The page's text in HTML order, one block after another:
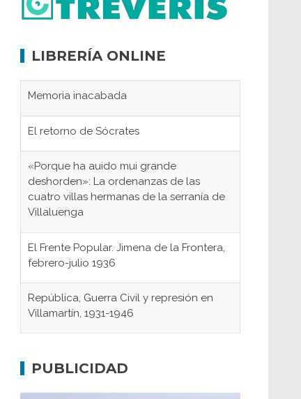
LIBRERÍA ONLINE
Memoria inacabada
El retorno de Sócrates
«Porque ha auido mui grande
deshorden»: La ordenanzas de las
cuatro villas hermanas de la serranía de
Villaluenga
El Frente Popular. Jimena de la Frontera,
febrero-julio 1936
República, Guerra Civil y represión en
Villamartín, 1931-1946
concentración nazis
PUBLICIDAD